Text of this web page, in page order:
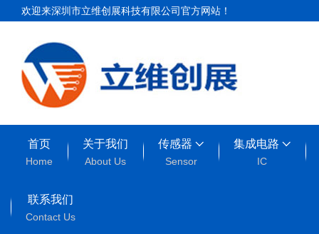
欢迎来深圳市立维创展科技有限公司官方网站！
首页
Home
关于我们
About Us
传感器
Sensor
集成电路
IC
联系我们
Contact Us